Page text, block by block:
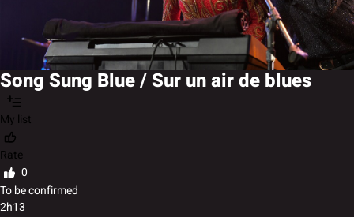
Song Sung Blue / Sur un air de blues
My list
Rate
0
To be confirmed
2h13